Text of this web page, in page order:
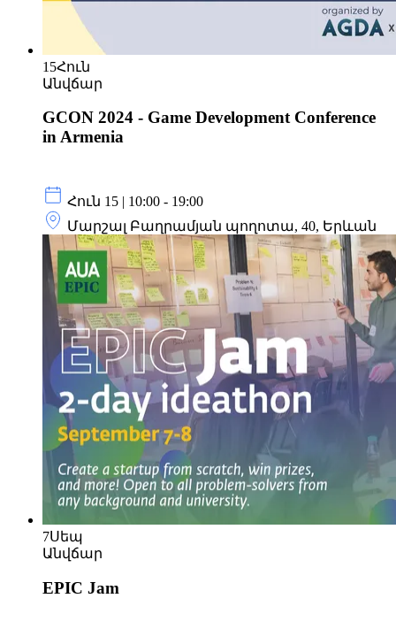
15Հուն
Անվճար
GCON 2024 - Game Development Conference
in Armenia
Հուն 15 | 10:00 - 19:00
Մարշալ Բաղրամյան պողոտա, 40, Երևան
7Սեպ
Անվճար
EPIC Jam